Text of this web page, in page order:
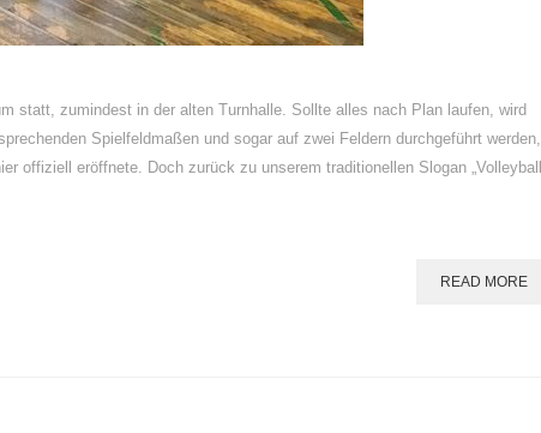
statt, zumindest in der alten Turnhalle. Sollte alles nach Plan laufen, wird
Spielfeldmaßen und sogar auf zwei Feldern durchgeführt werden,
offiziell eröffnete. Doch zurück zu unserem traditionellen Slogan „Volleyball
READ MORE